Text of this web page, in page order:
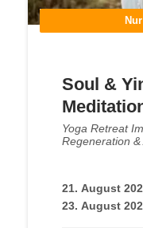
Soul &
Steinfeld
Yoga Retreat
Regeneration
21. August
23. August